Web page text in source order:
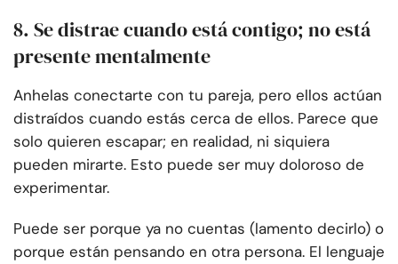
8. Se distrae cuando está contigo; no está
presente mentalmente
Anhelas conectarte con tu pareja, pero ellos actúan
distraídos cuando estás cerca de ellos. Parece que
solo quieren escapar; en realidad, ni siquiera
pueden mirarte. Esto puede ser muy doloroso de
experimentar.
Puede ser porque ya no cuentas (lamento decirlo) o
porque están pensando en otra persona. El lenguaje